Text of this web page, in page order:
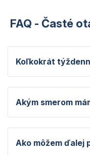
FAQ - Časté
Koľkokrát
Akým smerom
Ako môžem ďalej